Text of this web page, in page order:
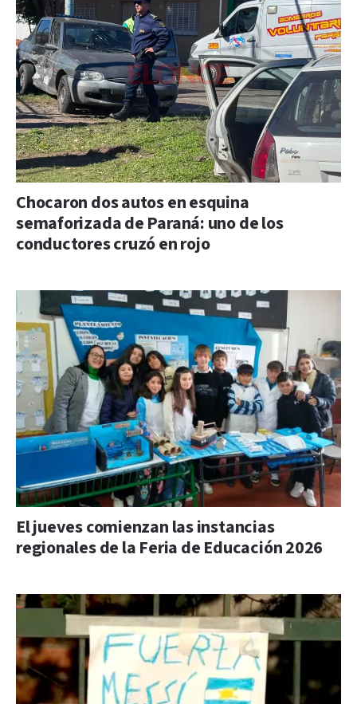
Chocaron dos autos en esquina
semaforizada de Paraná: uno de los
conductores cruzó en rojo
El jueves comienzan las instancias
regionales de la Feria de Educación 2026